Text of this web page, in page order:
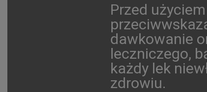
Przed
dawkowanie
leczniczego,
każdy lek
zdrowiu.